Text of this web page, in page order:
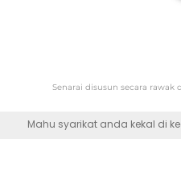
Senarai disusun secara
Mahu syarikat anda kekal di